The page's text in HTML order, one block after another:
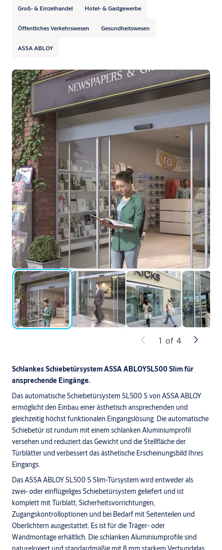
Groß- & Einzelhandel Hotel- & Gastgewerbe
Öffentliches Verkehrswesen Gesundheitswesen
ASSA ABLOY
Schlankes Schiebetürsystem ASSA ABLOYSL500 Slim für
ansprechende Eingänge.
Das automatische Schiebetürsystem SL500 S von ASSA ABLOY
ermöglicht den Einbau einer ästhetisch ansprechenden und
gleichzeitig höchst funktionalen Eingangslösung. Die automatische
Schiebetür ist rundum mit einem schlanken Aluminiumprofil
versehen und reduziert das Gewicht und die Stellfläche der
Türblätter und verbessert das ästhetische Erscheinungsbild Ihres
Eingangs.
Das ASSA ABLOY SL500 S Slim-Türsystem wird entweder als
zwei- oder einflügeliges Schiebetürsystem geliefert und ist
komplett mit Türblatt, Sicherheitsvorrichtungen,
Zugangskontrolloptionen und bei Bedarf mit Seitenteilen und
Oberlichtern ausgestattet. Es ist für die Träger- oder
Wandmontage erhältlich. Die schlanken Aluminiumprofile sind
1 of 4